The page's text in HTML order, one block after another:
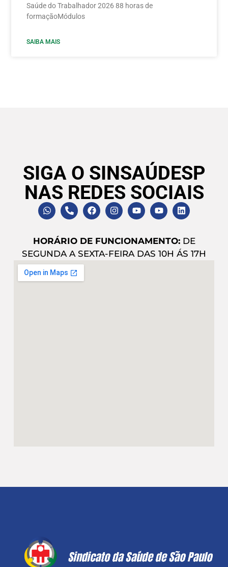
Saúde do Trabalhador 2026 88 horas de
formaçãoMódulos
SAIBA MAIS
SIGA O SINSAÚDESP
NAS REDES SOCIAIS
HORÁRIO DE FUNCIONAMENTO:DE
SEGUNDA A SEXTA-FEIRA DAS 10H ÁS 17H